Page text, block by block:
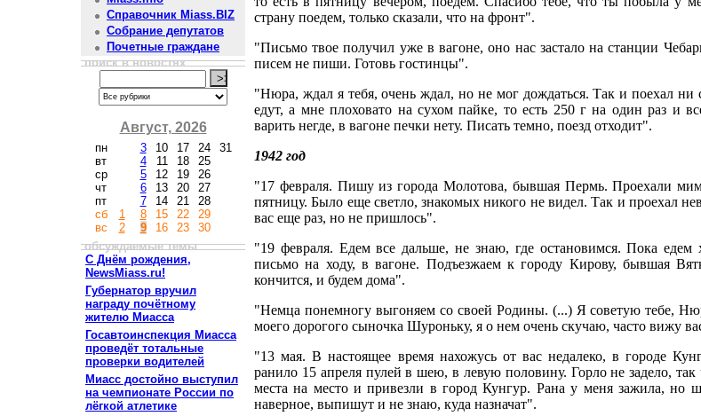
Справочник Miass.BIZ
Собрание депутатов
Почетные граждане
поиск в новостях
Август, 2026
пн
вт
ср
чт
пт
сб
вс
1
2
3
4
5
6
7
8
9
10
11
12
13
14
15
16
17
18
19
20
21
22
23
24
25
26
27
28
29
30
31
обсуждаемые темы
С Днём рождения,
NewsMiass.ru!
Губернатор вручил
награду почётному
жителю Миасса
Госавтоинспекция Миасса
проведёт тотальные
проверки водителей
Миасс достойно выступил
на чемпионате России по
лёгкой атлетике
страну поедем, только сказали, что на фронт".
"Письмо твое получил уже в вагоне, оно нас застало на станции
писем не пиши. Готовь гостинцы".
"Нюра, ждал я тебя, очень ждал, но не мог дождаться. Так и поехал ни
едут, а мне плоховато на сухом пайке, то есть 250 г на один раз и
варить негде, в вагоне печки нету. Писать темно, поезд отходит".
1942 год
"17 февраля. Пишу из города Молотова, бывшая Пермь. Проехали
пятницу. Было еще светло, знакомых никого не видел. Так и проехал
вас еще раз, но не пришлось".
"19 февраля. Едем все дальше, не знаю, где остановимся. Пока
письмо на ходу, в вагоне. Подъезжаем к городу Кирову, бывшая
кончится, и будем дома".
"Немца понемногу выгоняем со своей Родины. (...) Я советую тебе,
моего дорогого сыночка Шуроньку, я о нем очень скучаю, часто вижу
"13 мая. В настоящее время нахожусь от вас недалеко, в городе
ранило 15 апреля пулей в шею, в левую половину. Горло не задело,
места на место и привезли в город Кунгур. Рана у меня зажила, но
наверное, выпишут и не знаю, куда назначат".